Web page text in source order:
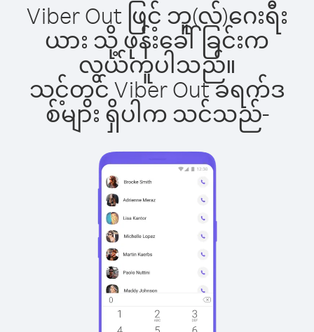
Viber Out ဖြင့် ဘူ(လ်)ဂေးရီး
ယား သို့ ဖုန်းခေါ်ခြင်းက
လွယ်ကူပါသည်။
သင့်တွင် Viber Out ခရက်ဒ
စ်များ ရှိပါက သင်သည်-